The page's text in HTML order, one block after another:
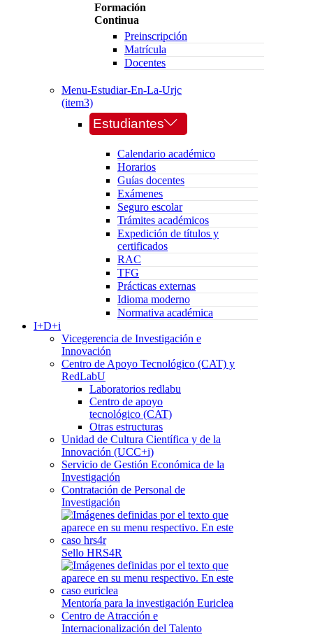
Formación
Continua
Preinscripción
Matrícula
Docentes
Menu-Estudiar-En-La-Urjc
(item3)
Estudiantes
Calendario académico
Horarios
Guías docentes
Exámenes
Seguro escolar
Trámites académicos
Expedición de títulos y
certificados
RAC
TFG
Prácticas externas
Idioma moderno
Normativa académica
I+D+i
Vicegerencia de Investigación e
Innovación
Centro de Apoyo Tecnológico (CAT) y
RedLabU
Laboratorios redlabu
Centro de apoyo
tecnológico (CAT)
Otras estructuras
Unidad de Cultura Científica y de la
Innovación (UCC+i)
Servicio de Gestión Económica de la
Investigación
Contratación de Personal de
Investigación
Sello HRS4R
Mentoría para la investigación Euriclea
Centro de Atracción e
Internacionalización del Talento